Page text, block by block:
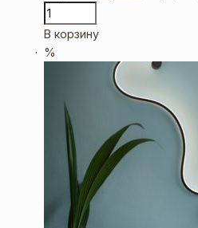
В корзину
%